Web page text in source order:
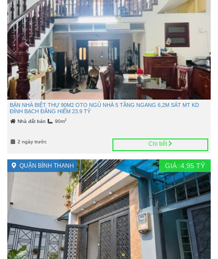
BÁN NHÀ BIỆT THỰ 90M2 OTO NGỦ NHÀ 5 TẦNG NGANG 6,2M SÁT MT KD
ĐỈNH BẠCH ĐẰNG HIẾM 23.9 TỶ
Nhà đất bán 90m2
2 ngày trước Chi tiết
QUẬN BÌNH THẠNH GIÁ :4,95 TỶ